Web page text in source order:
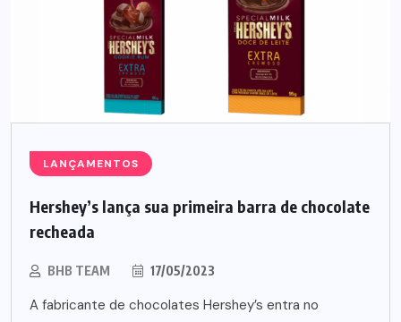
LANÇAMENTOS
Hershey’s lança sua primeira barra de chocolate
recheada
BHB TEAM 17/05/2023
A fabricante de chocolates Hershey’s entra no